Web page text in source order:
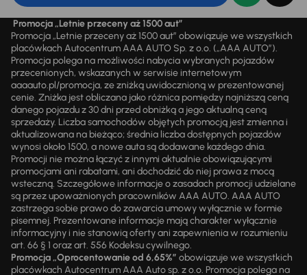
Promocja „Letnie przeceny aż 1500 aut”
Promocja „Letnie przeceny aż 1500 aut” obowiązuje we wszystkich
placówkach Autocentrum AAA AUTO Sp. z o.o. („AAA AUTO”).
Promocja polega na możliwości nabycia wybranych pojazdów
przecenionych, wskazanych w serwisie internetowym
aaaauto.pl/promocja, ze zniżką uwidocznioną w prezentowanej
cenie. Zniżka jest obliczana jako różnica pomiędzy najniższą ceną
danego pojazdu z 30 dni przed obniżką a jego aktualną ceną
sprzedaży. Liczba samochodów objętych promocją jest zmienna i
aktualizowana na bieżąco; średnia liczba dostępnych pojazdów
wynosi około 1500, a nowe auta są dodawane każdego dnia.
Promocji nie można łączyć z innymi aktualnie obowiązującymi
promocjami ani rabatami, ani dochodzić do niej prawa z mocą
wsteczną. Szczegółowe informacje o zasadach promocji udzielane
są przez upoważnionych pracowników AAA AUTO. AAA AUTO
zastrzega sobie prawo do zawarcia umowy wyłącznie w formie
pisemnej. Prezentowane informacje mają charakter wyłącznie
informacyjny i nie stanowią oferty ani zapewnienia w rozumieniu
art. 66 § 1 oraz art. 556 Kodeksu cywilnego.
Promocja „Oprocentowanie od 6,65%” obowiązuje we wszystkich
placówkach Autocentrum AAA Auto sp. z o.o. Promocja polega na